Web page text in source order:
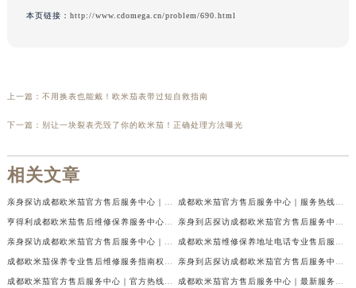
本页链接： http://www.cdomega.cn/problem/690.html
上一篇： 不用换表也能戴！欧米茄表带过短自救指南
下一篇： 别让一块裂表壳毁了你的欧米茄！正确处理方法曝光
相关文章